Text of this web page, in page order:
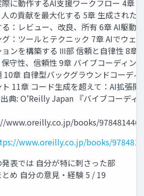
に動作するAI支援ワークフロー 4章
人の貢献を最大化する 5章 生成された
：レビュー、改良、所有 6章 AI駆動
：ツールとテクニック 7章 AIでウェ
ョンを構築する Ⅲ部 信頼と自律性 8章
守性、信頼性 9章 バイブコーディン
10章 自律型バックグラウンドコーディ
11章 コード生成を超えて：AI拡張開
典: O’Reilly Japan 『バイブコーディ
www.oreilly.co.jp/books/
www.oreilly.co.jp/books/
表では 自分が特に刺さった部
め 自分の意見・経験 5 / 19